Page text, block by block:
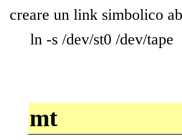
creare un link simbolico
ln -s /dev/st0 /dev/tape
mt